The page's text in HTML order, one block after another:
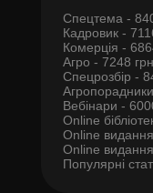
Спецтема -
Кадровик -
Комерція -
Агро - 7248
Спецрозбір -
Вебінари -
Online
Online
Online
Популярні